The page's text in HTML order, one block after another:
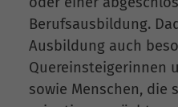
Berufsausbildung.
Ausbildung auch
Quereinsteigerinnen
sowie Menschen, die